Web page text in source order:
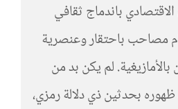
باندماج ثقافي
مصاحب باحتقار وعنصرية
لم يكن بد من
بحدثين ذي دلالة رمزي،